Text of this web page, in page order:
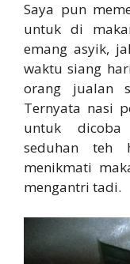
Saya pun
untuk di
emang asyik,
waktu siang
orang jualan
Ternyata nasi
untuk dicoba
seduhan teh
menikmati
mengantri tadi.